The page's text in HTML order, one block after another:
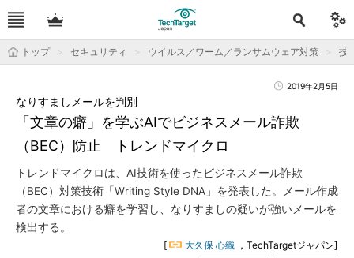
トップ セキュリティ ウイルス／ワーム／ランサムウェア対策 技
2019年2月5日
「文章の癖」を学ぶAIでビジネスメール詐欺
（BEC）防止 トレンドマイクロ
なりすましメールを判別
トレンドマイクロは、AI技術を使ったビジネスメール詐欺
（BEC）対策技術「Writing Style DNA」を発表した。メール作成
者の文章における癖を学習し、なりすましの疑いが強いメールを
検出する。
[ 大久保 心織 ，TechTargetジャパン]